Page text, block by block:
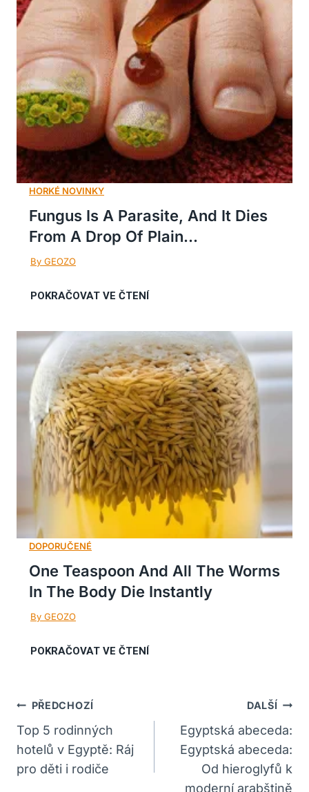
Fungus Is A Parasite, And It Dies
From A Drop Of Plain...
One Teaspoon And All The Worms
In The Body Die Instantly
Navigace
Pro
Příspěvek
PŘEDCHOZÍ
Top 5 rodinných
hotelů v Egyptě: Ráj
pro děti i rodiče
DALŠÍ
Egyptská abeceda:
Egyptská abeceda:
Od hieroglyfů k
moderní arabštině